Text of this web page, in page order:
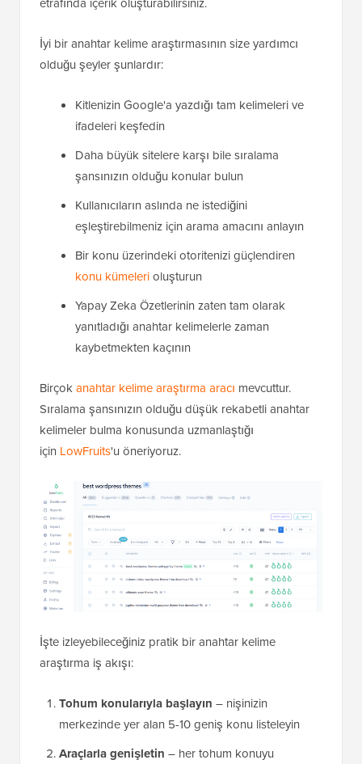
İyi bir anahtar kelime araştırmasının size yardımcı
olduğu şeyler şunlardır:
Kitlenizin Google'a yazdığı tam kelimeleri ve
ifadeleri keşfedin
Daha büyük sitelere karşı bile sıralama
şansınızın olduğu konular bulun
Kullanıcıların aslında ne istediğini
eşleştirebilmeniz için arama amacını anlayın
Bir konu üzerindeki otoritenizi güçlendiren
konu kümelerioluşturun
Yapay Zeka Özetlerinin zaten tam olarak
yanıtladığı anahtar kelimelerle zaman
kaybetmekten kaçının
Birçokanahtar kelime araştırma aracı mevcuttur.
Sıralama şansınızın olduğu düşük rekabetli anahtar
kelimeler bulma konusunda uzmanlaştığı
için LowFruits'u öneriyoruz.
İşte izleyebileceğiniz pratik bir anahtar kelime
araştırma iş akışı:
Tohum konularıyla başlayın – nişinizin
merkezinde yer alan 5-10 geniş konu listeleyin
Araçlarla genişletin – her tohum konuyu